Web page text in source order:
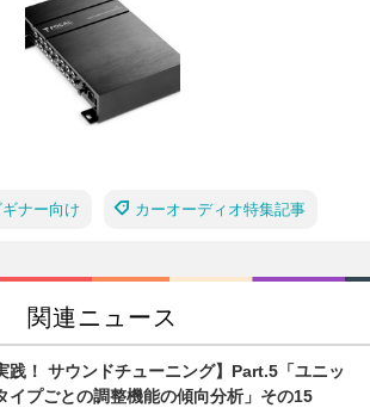
ナー向け カーオーディオ特集記事
関連ニュース
践！ サウンドチューニング】Part.5「ユニッ
イプごとの調整機能の傾向分析」その15